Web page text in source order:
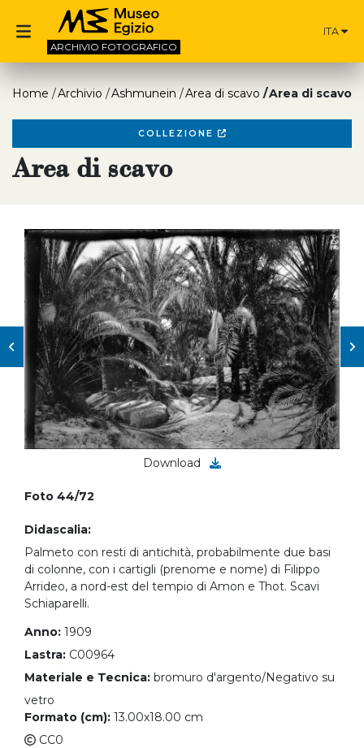
ARCHIVIO FOTOGRAFICO
ITA
Home Archivio Ashmunein Area di scavo Area di scavo
COLLEZIONE
Area di scavo
Download
Foto 44/72
Didascalia:
Palmeto con resti di antichità, probabilmente due basi
di colonne, con i cartigli (prenome e nome) di Filippo
Arrideo, a nord-est del tempio di Amon e Thot. Scavi
Schiaparelli.
Anno: 1909
Lastra: C00964
Materiale e Tecnica: bromuro d'argento/Negativo su
vetro
Formato (cm): 13.00x18.00 cm
CC0